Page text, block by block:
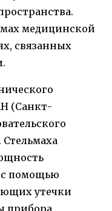
медицинской
связанных
(Санкт-
с помощью
утечки